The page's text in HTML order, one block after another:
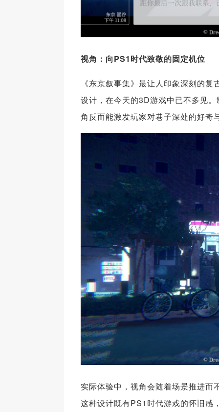
视角：向PS1时代致敬的固定机位
《东京叙事集》最让人印象深刻的
设计，在今天的3D游戏中已不多见
角反而能激发玩家对巷子深处的好奇
实际体验中，视角会随着场景推进而
这种设计既有PS1时代游戏的怀旧感